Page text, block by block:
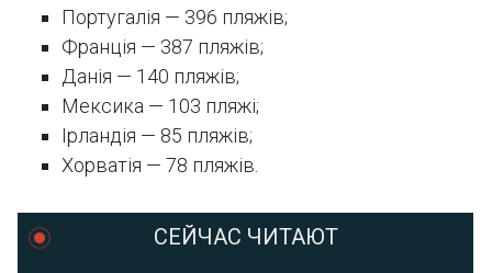
Португалія — 396 пляжів;
Франція — 387 пляжів;
Данія — 140 пляжів;
Мексика — 103 пляжі;
Ірландія — 85 пляжів;
Хорватія — 78 пляжів.
СЕЙЧАС ЧИТАЮТ